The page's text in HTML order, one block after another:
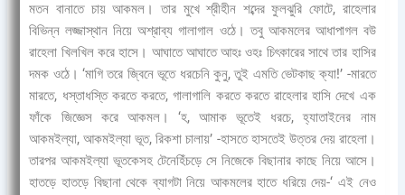
মতন বানাতে চায় আকমল। তার মুখে শ্রীহীন শব্দের ফুলঝুরি ফোটে, রাহেলার
বিভিন্ন লজ্জাস্থান নিয়ে অশ্রাব্য গালাগাল ওঠে। তবু আকমলের আধাপাগল বউ
রাহেলা খিলখিল করে হাসে। আঘাতে আঘাতে আহঃ ওহঃ চিৎকারের সাথে তার হাসির
দমক ওঠে। ‘মাগি তরে জ্বিনে ভূতে ধরচেনি কুনু, তুই এমতি ভেটকাছ ক্যা!’ -মারতে
মারতে, ধস্তাধস্তি করতে করতে, গালাগালি করতে করতে রাহেলার হাসি দেখে এক
ফাঁকে জিজ্ঞেস করে আকমল। ‘হ, আমাক ভূতেই ধরচে, হ্যাতাইনের নাম
আকমইল্যা, আকমইল্যা ভূত, রিকশা চালায়’ -হাসতে হাসতেই উত্তর দেয় রাহেলা।
তারপর আকমইল্যা ভূতকেসহ টেনেহিঁচড়ে সে নিজেকে বিছানার কাছে নিয়ে আসে।
হাতড়ে হাতড়ে বিছানা থেকে ব্যাগটা নিয়ে আকমলের হাতে ধরিয়ে দেয়-‘ এই নেও